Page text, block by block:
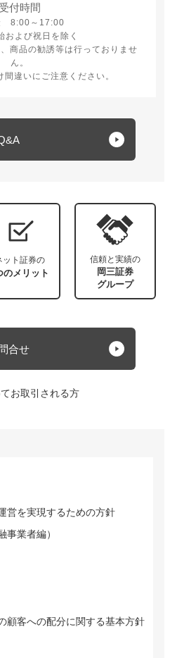
受付時間
8:00～17:00
曜日 8時から17時
よび祝日を除く
商品の勧誘等は行っておりませ
ん。
違いにご注意ください。
ット証券の
のメリット
信頼と実績の
岡三証券
グループ
合せ
お取引される方
営を実現するための方針
事業者編）
顧客への配分に関する基本方針